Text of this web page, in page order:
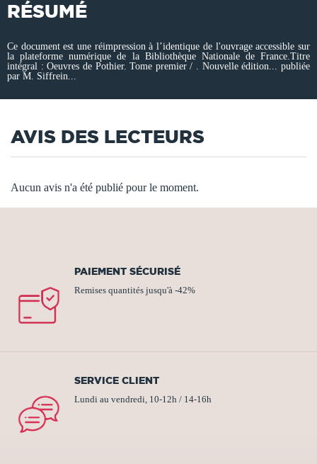
RÉSUMÉ
Ce document est une réimpression à l’identique de l'ouvrage accessible sur
la plateforme numérique de la Bibliothèque Nationale de France.Titre
intégral : Oeuvres de Pothier. Tome premier / . Nouvelle édition... publiée
par M. Siffrein...
AVIS DES LECTEURS
Aucun avis n'a été publié pour le moment.
PAIEMENT SÉCURISÉ
Remises quantités jusqu'à -42%
SERVICE CLIENT
Lundi au vendredi, 10-12h / 14-16h